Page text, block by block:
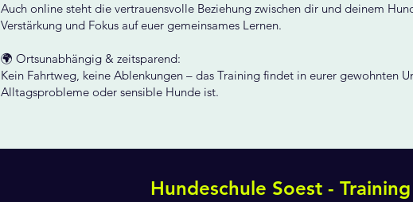
Auch online steht die vertrauensvolle Beziehung zwischen dir und deinem
Verstärkung und Fokus auf euer gemeinsames Lernen.
🌍 Ortsunabhängig & zeitsparend:
Kein Fahrtweg, keine Ablenkungen – das Training findet in eurer gewohnten
Alltagsprobleme oder sensible Hunde ist.
Hundeschule Soest -